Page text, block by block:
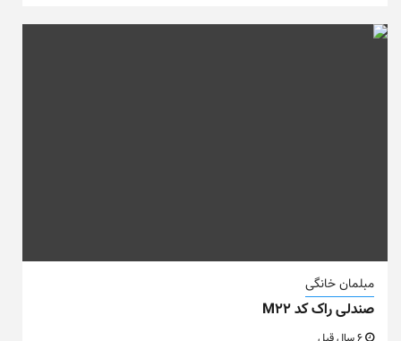
مبلمان خانگی
صندلی راک کد M22